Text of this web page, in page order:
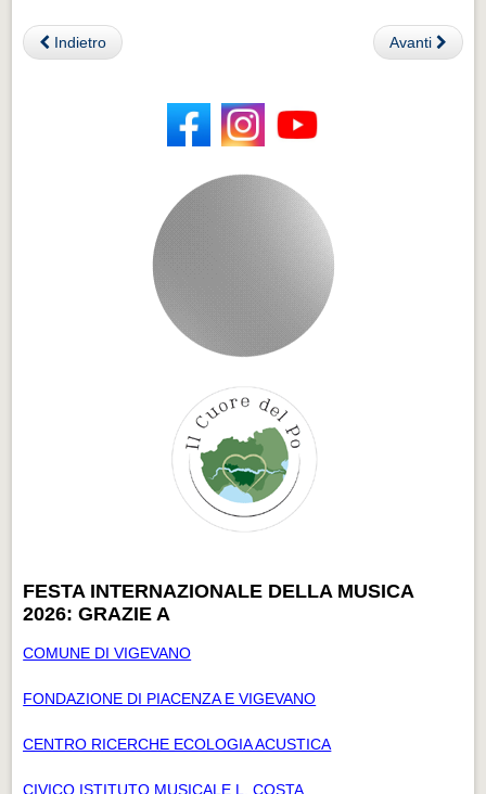
Indietro Avanti
FESTA INTERNAZIONALE DELLA MUSICA
2026: GRAZIE A
COMUNE DI VIGEVANO
FONDAZIONE DI PIACENZA E VIGEVANO
CENTRO RICERCHE ECOLOGIA ACUSTICA
CIVICO ISTITUTO MUSICALE L. COSTA